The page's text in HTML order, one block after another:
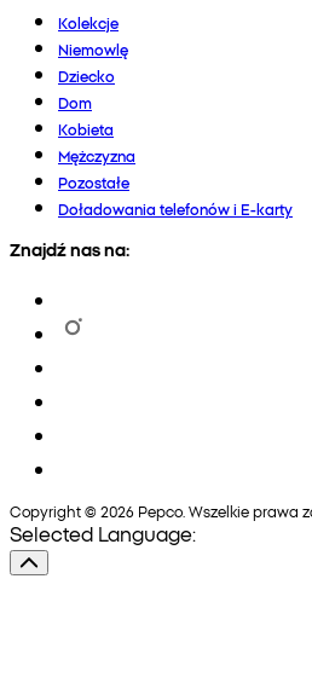
Kolekcje
Niemowlę
Dziecko
Dom
Kobieta
Mężczyzna
Pozostałe
Doładowania telefonów i E-karty
Znajdź nas na:
Copyright © 2026 Pepco. Wszelkie prawa
Selected Language: